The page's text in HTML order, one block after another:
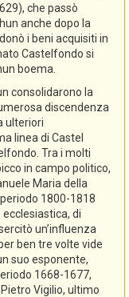
che passò
anche dopo la
i beni acquisiti in
Castelfondo si
boema.
consolidarono la
discendenza
ulteriori
linea di Castel
Tra i molti
in campo politico,
Maria della
1800-1818
di
un’influenza
ben tre volte vide
suo esponente,
1668-1677,
Vigilio, ultimo